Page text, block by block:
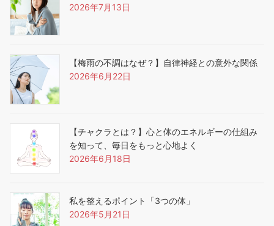
2026年7月13日
【梅雨の不調はなぜ？】自律神経との意外な関係
2026年6月22日
【チャクラとは？】心と体のエネルギーの仕組み
を知って、毎日をもっと心地よく
2026年6月18日
私を整えるポイント「3つの体」
2026年5月21日